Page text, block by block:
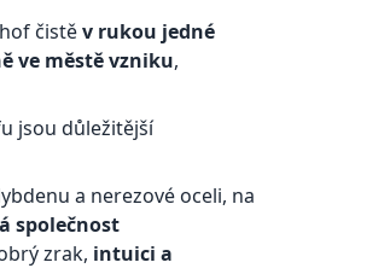
čistěv rukou jedné
ve městě vzniku,
jsou důležitější
a nerezové oceli, na
společnost
zrak, intuici a